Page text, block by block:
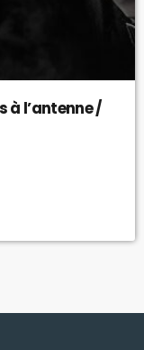
à l’antenne /